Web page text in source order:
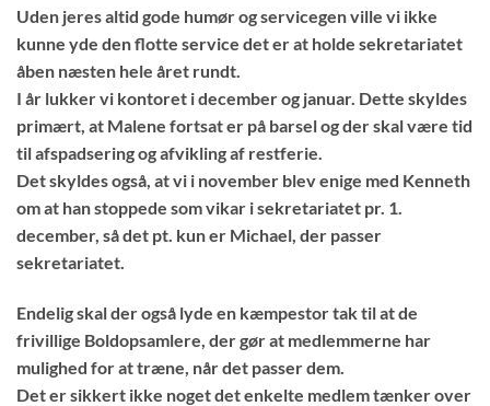
Uden jeres altid gode humør og servicegen ville vi ikke
kunne yde den flotte service det er at holde sekretariatet
åben næsten hele året rundt.
I år lukker vi kontoret i december og januar. Dette skyldes
primært, at Malene fortsat er på barsel og der skal være tid
til afspadsering og afvikling af restferie.
Det skyldes også, at vi i november blev enige med Kenneth
om at han stoppede som vikar i sekretariatet pr. 1.
december, så det pt. kun er Michael, der passer
sekretariatet.
Endelig skal der også lyde en kæmpestor tak til at de
frivillige Boldopsamlere, der gør at medlemmerne har
mulighed for at træne, når det passer dem.
Det er sikkert ikke noget det enkelte medlem tænker over